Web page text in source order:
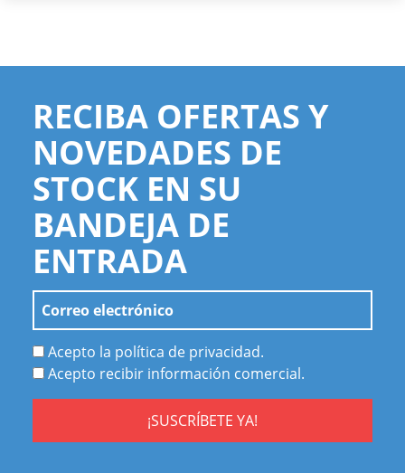
RECIBA OFERTAS Y
NOVEDADES DE
STOCK EN SU
BANDEJA DE
ENTRADA
Acepto la política de privacidad.
Acepto recibir información comercial.
¡SUSCRÍBETE YA!